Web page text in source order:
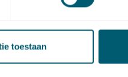
toestaan